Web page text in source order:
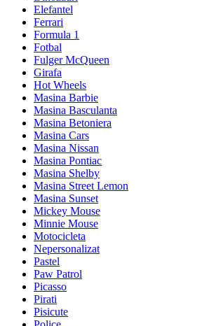
Elefantel
Ferrari
Formula 1
Fotbal
Fulger McQueen
Girafa
Hot Wheels
Masina Barbie
Masina Basculanta
Masina Betoniera
Masina Cars
Masina Nissan
Masina Pontiac
Masina Shelby
Masina Street Lemon
Masina Sunset
Mickey Mouse
Minnie Mouse
Motocicleta
Nepersonalizat
Pastel
Paw Patrol
Picasso
Pirati
Pisicute